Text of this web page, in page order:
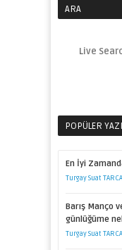
ARA
POPÜLER
En İyi
Turgay Suat
Barış Manço
günlüğüme
Turgay Suat